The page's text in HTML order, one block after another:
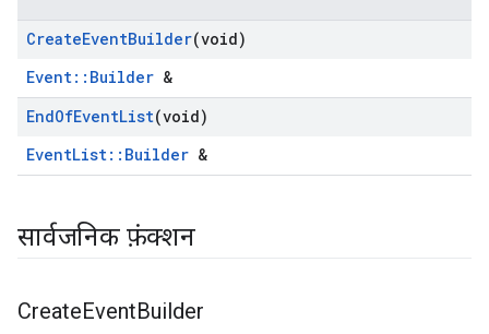
CreateEventBuilder(void)
Event::Builder &
EndOfEventList(void)
EventList::Builder &
सार्वजनिक फ़ंक्शन
CreateEventBuilder